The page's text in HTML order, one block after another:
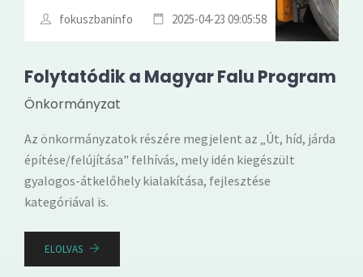
fokuszbaninfo 2025-04-23 09:05:58
Folytatódik a Magyar Falu Program
Önkormányzat
Az önkormányzatok részére megjelent az „Út, híd, járda
építése/felújítása" felhívás, mely idén kiegészült
gyalogos-átkelőhely kialakítása, fejlesztése
kategóriával is.
ELOLVAS